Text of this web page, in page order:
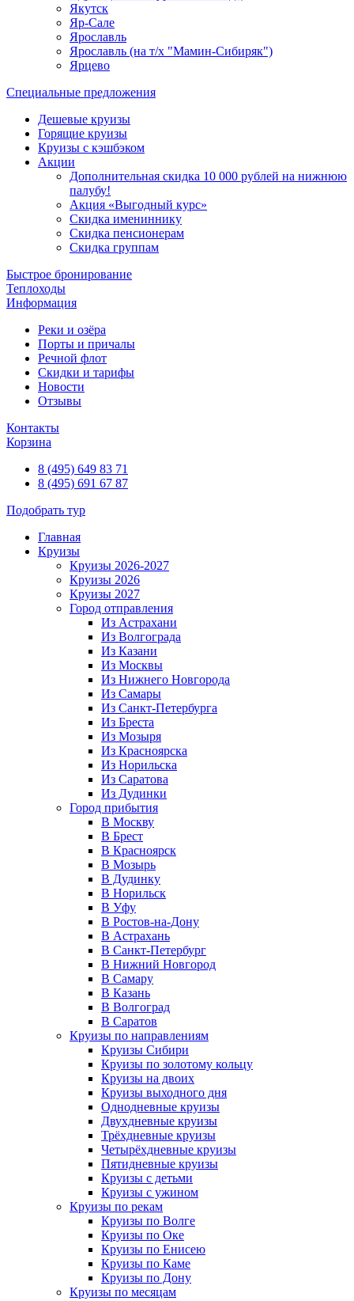
Якутск
Яр-Сале
Ярославль
Ярославль (на т/х "Мамин-Сибиряк")
Ярцево
Специальные предложения
Дешевые круизы
Горящие круизы
Круизы с кэшбэком
Акции
Дополнительная скидка 10 000 рублей на нижнюю
палубу!
Акция «Выгодный курс»
Скидка имениннику
Скидка пенсионерам
Скидка группам
Быстрое бронирование
Теплоходы
Информация
Реки и озёра
Порты и причалы
Речной флот
Скидки и тарифы
Новости
Отзывы
Контакты
Корзина
8 (495) 649 83 71
8 (495) 691 67 87
Подобрать тур
Главная
Круизы
Круизы 2026-2027
Круизы 2026
Круизы 2027
Город отправления
Из Астрахани
Из Волгограда
Из Казани
Из Москвы
Из Нижнего Новгорода
Из Самары
Из Санкт-Петербурга
Из Бреста
Из Мозыря
Из Красноярска
Из Норильска
Из Саратова
Из Дудинки
Город прибытия
В Москву
В Брест
В Красноярск
В Мозырь
В Дудинку
В Норильск
В Уфу
В Ростов-на-Дону
В Астрахань
В Санкт-Петербург
В Нижний Новгород
В Самару
В Казань
В Волгоград
В Саратов
Круизы по направлениям
Круизы Сибири
Круизы по золотому кольцу
Круизы на двоих
Круизы выходного дня
Однодневные круизы
Двухдневные круизы
Трёхдневные круизы
Четырёхдневные круизы
Пятидневные круизы
Круизы с детьми
Круизы с ужином
Круизы по рекам
Круизы по Волге
Круизы по Оке
Круизы по Енисею
Круизы по Каме
Круизы по Дону
Круизы по месяцам